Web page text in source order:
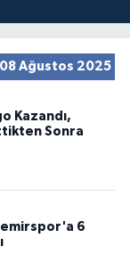
08 Ağustos 2025
Kazandı,
Sonra
6